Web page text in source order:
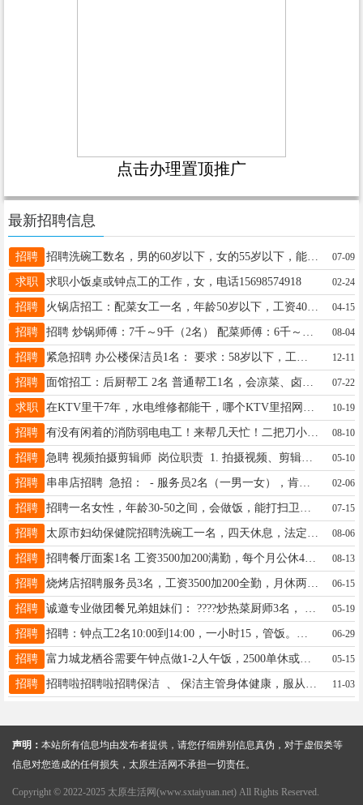
点击办理置顶推广
最新招聘信息
招聘 招聘洗碗工数名，男的60岁以下，女的55岁以下，能吃苦耐劳，工资待遇3500元，月休两天，管吃住！有工作经验的优先！ 小时工数人，要求吃苦耐劳！干净利索！非诚勿扰 以上联系电话：18735753344张经理13934242018朱总 07-09
求职 求职小饭桌或钟点工的工作，女，电话15698574918 02-24
招聘 火锅店招工：配菜女工一名，年龄50岁以下，工资4000+工龄工资+技能工资。活|简间单好做，不会有师傅带，公休4天管吃住，宿舍环境好，有空调，有无线网，洗衣机，热水器，每月15号准时发工资。地址：晋阳街与长治路交叉口附近，电话：18234942005 04-15
招聘 08-04
招聘 12-11
招聘 面馆招工：后厨帮工 2名 普通帮工1名，会凉菜、卤肉的帮工1名 应聘要求:仅限女性，50周岁以下，手脚勤快，爱干净，有餐饮经验优先 工作时间早8:00 — 下午16:00，无晚班，下班早不熬夜 薪资待遇：普通帮工：底薪3000元 + 绩效奖金 会凉菜卤肉帮工：月薪3500元以上 每月统一休息4天 门店地址；西峪东街千峰南路口 手擀打卤面馆 联系电话 18534560063可直接打电话咨询，到店面试 07-22
求职 10-19
招聘 有没有闲着的消防弱电电工！来帮几天忙！二把刀小工都行！日结15716820926 08-10
招聘 急聘 视频拍摄剪辑师 岗位职责 1. 拍摄视频、剪辑、加字幕、配乐等后期工作 2. 按要求按时交付成片 3. 配合调整修改剪辑内容 任职要求 1. 熟悉剪辑工具 2. 熟悉装修维修类拍摄风格，网感好，能快速出片 ☎电话:13935123022（微信同号） 05-10
招聘 串串店招聘 急招： - 服务员2名（一男一女），肯干麻利，有经验优先 - 串串小时工2名，负责穿串备货，时间灵活 待遇面议，联系电话：17636224166 地址：小井峪华裕东区 02-06
招聘 07-15
招聘 08-06
招聘 招聘餐厅面案1名 工资3500加200满勤，每个月公休4天 有生日假一天，干满3个月有工龄奖50元600封顶 干满一年有带薪年假7天。 要求：对工作认真负责，服从领导安排。 联系电话：13614616543 08-13
招聘 06-15
招聘 05-19
招聘 06-29
招聘 富力城龙栖谷需要午钟点做1-2人午饭，2500单休或者2200双休19935362713 05-15
招聘 11-03
声明： 本站所有信息均由发布者提供，请您仔细辨别信息真伪，对于虚假类等
信息对您造成的任何损失，太原生活网不承担一切责任。
Copyright © 2022-2025 太原生活网(www.sxtaiyuan.net) All Rights Reserved.